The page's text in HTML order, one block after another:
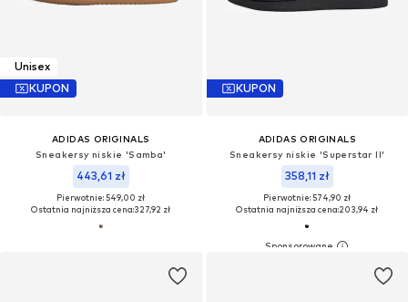
Unisex
KUPON
ADIDAS ORIGINALS
Sneakersy niskie 'Samba'
443,61 zł
Pierwotnie: 549,00 zł
Ostatnia najniższa cena:327,92 zł
KUPON
ADIDAS ORIGINALS
Sneakersy niskie 'Superstar II'
358,11 zł
Pierwotnie: 574,90 zł
Ostatnia najniższa cena:203,94 zł